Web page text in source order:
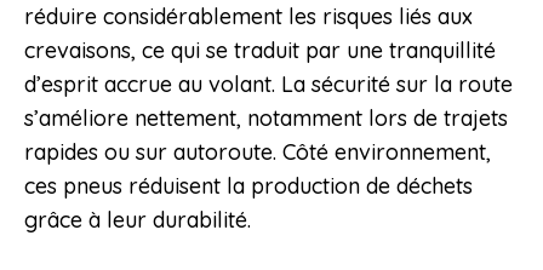
réduire considérablement les risques liés aux
crevaisons, ce qui se traduit par une tranquillité
d’esprit accrue au volant. La sécurité sur la route
s’améliore nettement, notamment lors de trajets
rapides ou sur autoroute. Côté environnement,
ces pneus réduisent la production de déchets
grâce à leur durabilité.